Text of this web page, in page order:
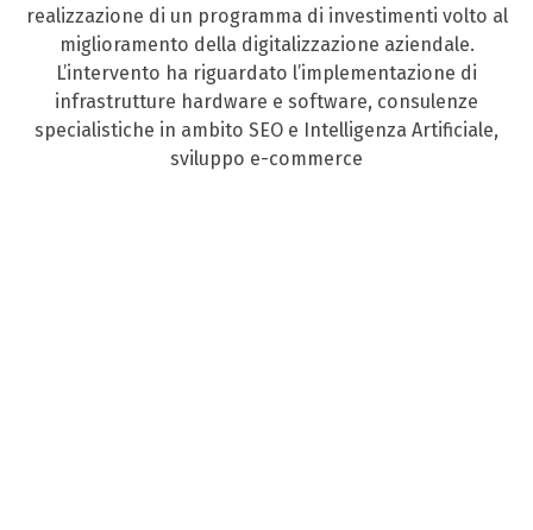
realizzazione di un programma di investimenti volto al
miglioramento della digitalizzazione aziendale.
L’intervento ha riguardato l’implementazione di
infrastrutture hardware e software, consulenze
specialistiche in ambito SEO e Intelligenza Artificiale,
sviluppo e-commerce